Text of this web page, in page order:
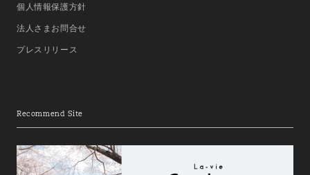
個人情報保護方針
法人さまお問合せ
プレスリリース
Recommend Site